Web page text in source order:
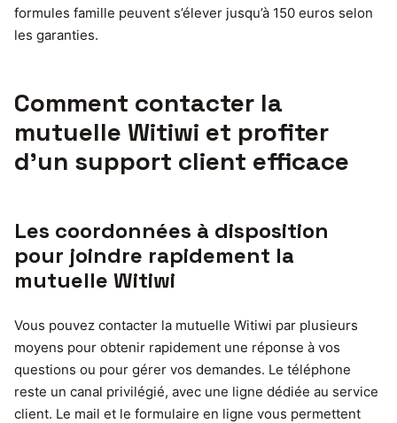
formules famille peuvent s’élever jusqu’à 150 euros selon
les garanties.
Comment contacter la
mutuelle Witiwi et profiter
d’un support client efficace
Les coordonnées à disposition
pour joindre rapidement la
mutuelle Witiwi
Vous pouvez contacter la mutuelle Witiwi par plusieurs
moyens pour obtenir rapidement une réponse à vos
questions ou pour gérer vos demandes. Le téléphone
reste un canal privilégié, avec une ligne dédiée au service
client. Le mail et le formulaire en ligne vous permettent